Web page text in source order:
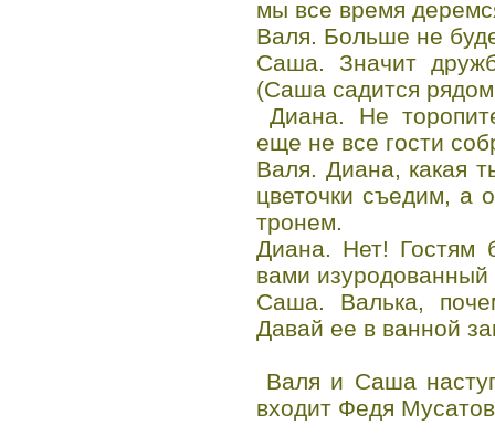
мы все время
Валя. Больше не
Саша. Значит
(Саша садится
Диана. Не
еще не все гости
Валя. Диана, какая
цветочки съедим, а
тронем.
Диана. Нет! Гостям
вами изуродованный
Саша. Валька,
Давай ее в ванной
Валя и Саша
входит Федя